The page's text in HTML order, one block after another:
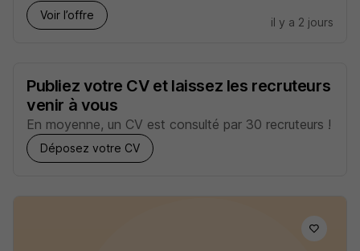
Voir l’offre
il y a 2 jours
Publiez votre CV et laissez les recruteurs
venir à vous
En moyenne, un CV est consulté par 30 recruteurs !
Déposez votre CV